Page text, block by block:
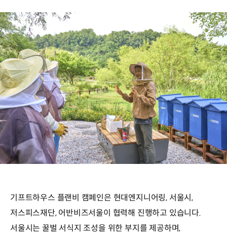
기프트하우스 플랜비 캠페인은 현대엔지니어링, 서울시,
저스피스재단, 어반비즈서울이 협력해 진행하고 있습니다.
서울시는 꿀벌 서식지 조성을 위한 부지를 제공하며,